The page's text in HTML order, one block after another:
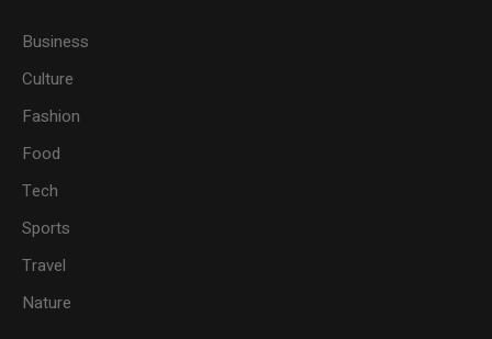
Business
Culture
Fashion
Food
Tech
Sports
Travel
Nature